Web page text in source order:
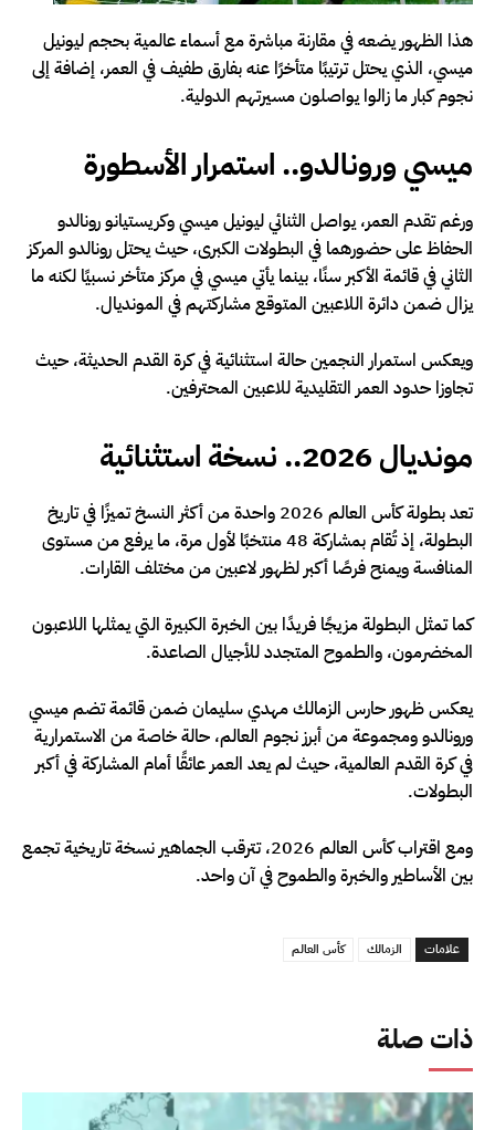
ذات صلة
هذا الظهور يضعه في مقارنة مباشرة مع أسماء عالمية بحجم ليونيل
ميسي، الذي يحتل ترتيبًا متأخرًا عنه بفارق طفيف في العمر، إضافة إلى
نجوم كبار ما زالوا يواصلون مسيرتهم الدولية.
ميسي ورونالدو.. استمرار الأسطورة
ورغم تقدم العمر، يواصل الثنائي ليونيل ميسي وكريستيانو رونالدو
الحفاظ على حضورهما في البطولات الكبرى، حيث يحتل رونالدو المركز
الثاني في قائمة الأكبر سنًا، بينما يأتي ميسي في مركز متأخر نسبيًا لكنه ما
يزال ضمن دائرة اللاعبين المتوقع مشاركتهم في المونديال.
ويعكس استمرار النجمين حالة استثنائية في كرة القدم الحديثة، حيث
تجاوزا حدود العمر التقليدية للاعبين المحترفين.
مونديال 2026.. نسخة استثنائية
تعد بطولة كأس العالم 2026 واحدة من أكثر النسخ تميزًا في تاريخ
البطولة، إذ تُقام بمشاركة 48 منتخبًا لأول مرة، ما يرفع من مستوى
المنافسة ويمنح فرصًا أكبر لظهور لاعبين من مختلف القارات.
كما تمثل البطولة مزيجًا فريدًا بين الخبرة الكبيرة التي يمثلها اللاعبون
المخضرمون، والطموح المتجدد للأجيال الصاعدة.
يعكس ظهور حارس الزمالك مهدي سليمان ضمن قائمة تضم ميسي
ورونالدو ومجموعة من أبرز نجوم العالم، حالة خاصة من الاستمرارية
في كرة القدم العالمية، حيث لم يعد العمر عائقًا أمام المشاركة في أكبر
البطولات.
ومع اقتراب كأس العالم 2026، تترقب الجماهير نسخة تاريخية تجمع
بين الأساطير والخبرة والطموح في آن واحد.
علامات الزمالك كأس العالم